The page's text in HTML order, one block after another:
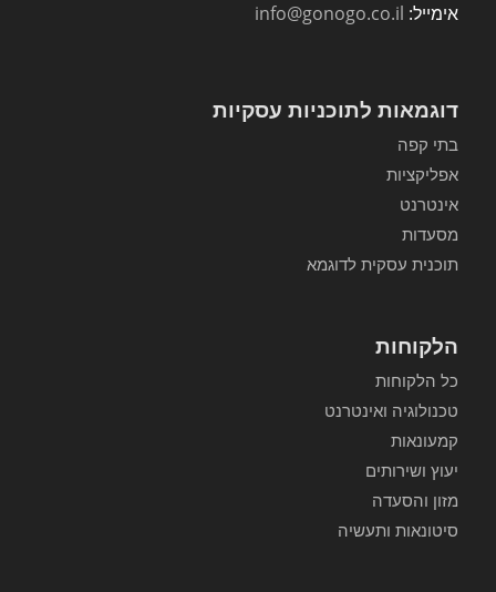
אימייל: info@gonogo.co.il
דוגמאות לתוכניות עסקיות
בתי קפה
אפליקציות
אינטרנט
מסעדות
תוכנית עסקית לדוגמא
הלקוחות
כל הלקוחות
טכנולוגיה ואינטרנט
קמעונאות
יעוץ ושירותים
מזון והסעדה
סיטונאות ותעשיה